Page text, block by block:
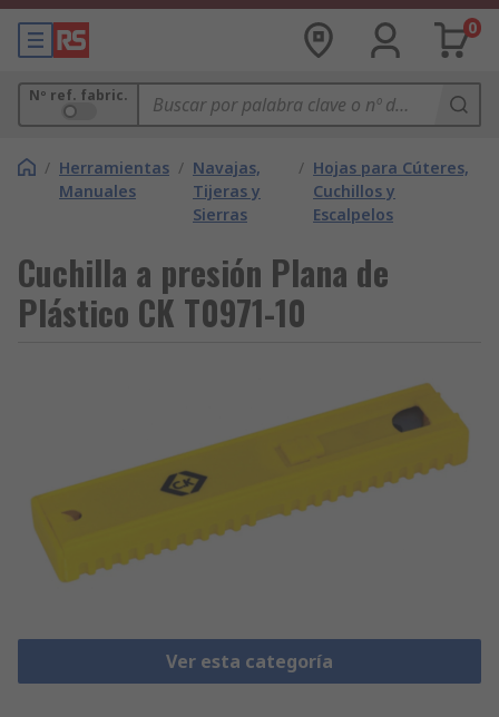
0
Nº ref. fabric.
/ Herramientas
Manuales
/ Navajas,
Tijeras y
Sierras
/ Hojas para Cúteres,
Cuchillos y
Escalpelos
Cuchilla a presión Plana de
Plástico CK T0971-10
Ver esta categoría